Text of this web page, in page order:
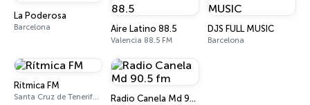
La Poderosa
Barcelona Aire Latino 88.5
Valencia 88.5 FM
DJS FULL MUSIC
Barcelona
Rítmica FM
Santa Cruz de Tenerife 100.6 FM Radio Canela Md 90.5 fm